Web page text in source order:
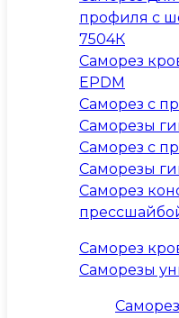
профиля с
7504К
Саморез
EPDM
Саморез с
Саморезы
Саморез с
Саморезы
Саморез
Саморез
Саморезы